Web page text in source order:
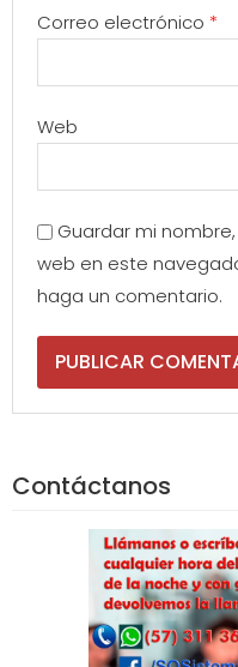
Correo electrónico *
Web
Guardar mi
web en este
haga un comentario.
Contáctanos